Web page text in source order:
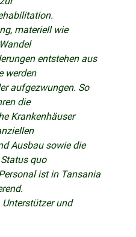
materiell wie
entstehen aus
werden
aufgezwungen. So
die
Krankenhäuser
Ausbau sowie die
quo
ist in Tansania
Unterstützer und